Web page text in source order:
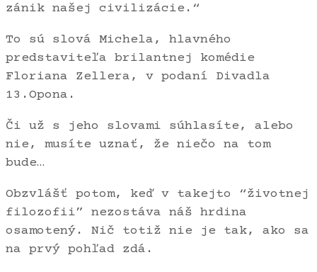
zánik našej civilizácie.“
To sú slová Michela, hlavného
predstaviteľa brilantnej komédie
Floriana Zellera, v podaní Divadla
13.Opona.
Či už s jeho slovami súhlasíte, alebo
nie, musíte uznať, že niečo na tom
bude…
Obzvlášť potom, keď v takejto “životnej
filozofii” nezostáva náš hrdina
osamotený. Nič totiž nie je tak, ako sa
na prvý pohľad zdá.